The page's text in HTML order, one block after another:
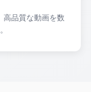
高品質な動画を数